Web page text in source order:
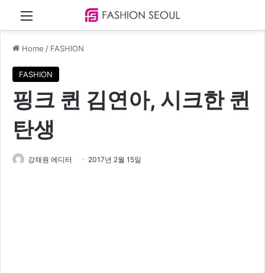
Home / FASHION
FASHION
핑크 퀸 김연아, 시크한 퀸
탄생
강채원 에디터 2017년 2월 15일